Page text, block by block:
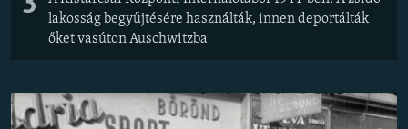
lakosság begyűjtésére használták, innen deportálták
őket vasúton Auschwitzba